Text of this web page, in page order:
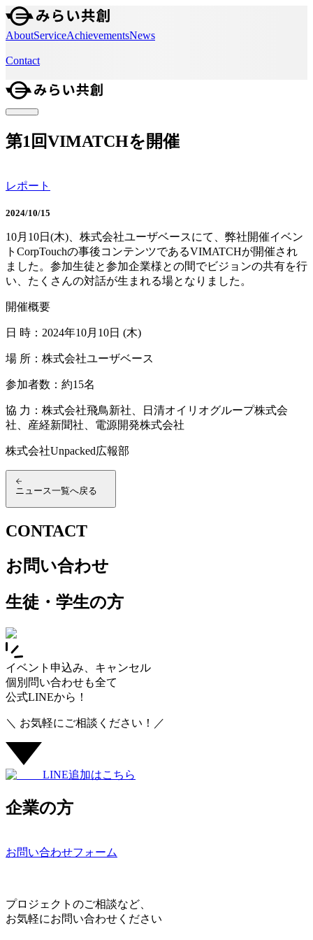
AboutServiceAchievementsNews
Contact
第1回VIMATCHを開催
レポート
2024/10/15
10月10日(木)、株式会社ユーザベースにて、弊社開催イベン
トCorpTouchの事後コンテンツであるVIMATCHが開催され
ました。参加生徒と参加企業様との間でビジョンの共有を行
い、たくさんの対話が生まれる場となりました。
開催概要
日 時：2024年10月10日 (木)
場 所：株式会社ユーザベース
参加者数：約15名
協 力：株式会社飛鳥新社、日清オイリオグループ株式会
社、産経新聞社、電源開発株式会社
株式会社Unpacked広報部
ニュース一覧へ戻る
CONTACT
お問い合わせ
生徒・学生の方
イベント申込み、キャンセル
個別問い合わせも全て
公式LINEから！
＼ お気軽にご相談ください！／
LINE追加はこちら
企業の方
お問い合わせフォーム
プロジェクトのご相談など、
お気軽にお問い合わせください